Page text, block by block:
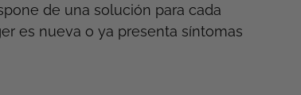
de una solución para cada
es nueva o ya presenta síntomas